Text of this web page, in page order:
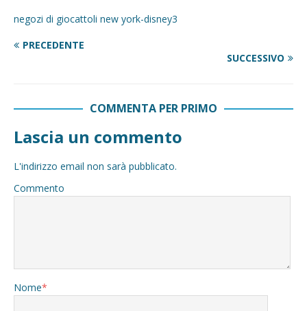
negozi di giocattoli new york-disney3
PRECEDENTE
SUCCESSIVO
COMMENTA PER PRIMO
Lascia un commento
L'indirizzo email non sarà pubblicato.
Commento
Nome*